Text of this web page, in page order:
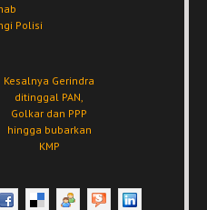
Polisi
Kesalnya Gerindra
ditinggal PAN,
Golkar dan PPP
hingga bubarkan
KMP